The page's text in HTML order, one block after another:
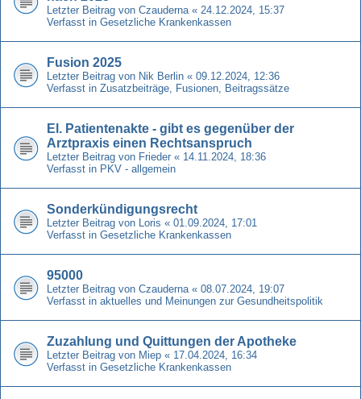
Letzter Beitrag von Czauderna « 24.12.2024, 15:37
Verfasst in Gesetzliche Krankenkassen
Fusion 2025
Letzter Beitrag von Nik Berlin « 09.12.2024, 12:36
Verfasst in Zusatzbeiträge, Fusionen, Beitragssätze
El. Patientenakte - gibt es gegenüber der
Arztpraxis einen Rechtsanspruch
Letzter Beitrag von Frieder « 14.11.2024, 18:36
Verfasst in PKV - allgemein
Sonderkündigungsrecht
Letzter Beitrag von Loris « 01.09.2024, 17:01
Verfasst in Gesetzliche Krankenkassen
95000
Letzter Beitrag von Czauderna « 08.07.2024, 19:07
Verfasst in aktuelles und Meinungen zur Gesundheitspolitik
Zuzahlung und Quittungen der Apotheke
Letzter Beitrag von Miep « 17.04.2024, 16:34
Verfasst in Gesetzliche Krankenkassen